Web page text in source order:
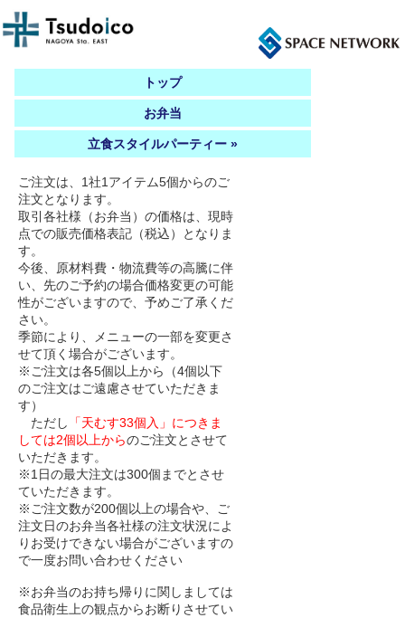
トップ
お弁当
立食スタイルパーティー »
ご注文は、1社1アイテム5個からのご
注文となります。
取引各社様（お弁当）の価格は、現時
点での販売価格表記（税込）となりま
す。
今後、原材料費・物流費等の高騰に伴
い、先のご予約の場合価格変更の可能
性がございますので、予めご了承くだ
さい。
季節により、メニューの一部を変更さ
せて頂く場合がございます。
※ご注文は各5個以上から（4個以下
のご注文はご遠慮させていただきま
す）
ただし
「天むす33個入」につきま
しては2個以上からのご注文とさせて
いただきます。
※1日の最大注文は300個までとさせ
ていただきます。
※ご注文数が200個以上の場合や、ご
注文日のお弁当各社様の注文状況によ
りお受けできない場合がございますの
で一度お問い合わせください
※お弁当のお持ち帰りに関しましては
食品衛生上の観点からお断りさせてい